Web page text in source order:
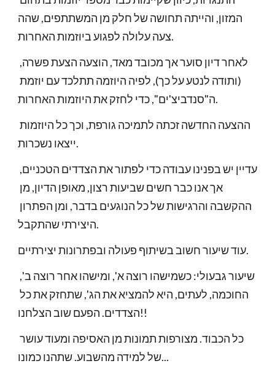
המזון, והייתה תחושה של חלק מן המשתתפים, שה​ה​
צעה עלולה לפגוע ביוזמות האחרות.
(ותודה לנטע על כך), לפיה היוזמה תתלכד עם יוזמת
ה"סנדביצ'ים", כדי לחזק את היוזמות האחרות.
ההצעה החדשה זכתה לתמיכה גורפת, וכך כל היוזמות
ייצאו נשכרות.
היצירתי שהתקבל.
עוד שיעור חשוב בשיתוף פעולה ובפתרונות יצירתיים.
החוכמה, לעתים, היא להמציא את הג', שתחזק את כל
הצדדים. הפעם שוב הצלחנו!!
כל הכבוד. מצורפות תמונות מן האסיפה ומעוד עושר
של למידה מהשבוע. שתהנו כמונו...